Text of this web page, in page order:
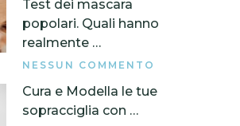
Test dei mascara
popolari. Quali hanno
realmente …
NESSUN COMMENTO
Cura e Modella le tue
sopracciglia con …